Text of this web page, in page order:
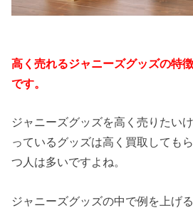
高く売れるジャニーズグッズの特
です。
ジャニーズグッズを高く売りたい
っているグッズは高く買取しても
つ人は多いですよね。
ジャニーズグッズの中で例を上げ